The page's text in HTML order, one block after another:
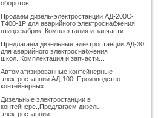
оборотов...
Продаем дизель-электростанции АД-200С-
Т400-1Р для аварийного электроснабжения
птицефабрик.,Комплектация и запчасти...
Предлагаем дизельные электростанции АД-30
для аварийного электроснабжения
школ.,Комплектация и запчасти...
Автоматизированные контейнерные
электростанции АД-100.,Производство
контейнерных...
Дизельные электростанции в
контейнере.,Предлагаем дизель-
электростанции...